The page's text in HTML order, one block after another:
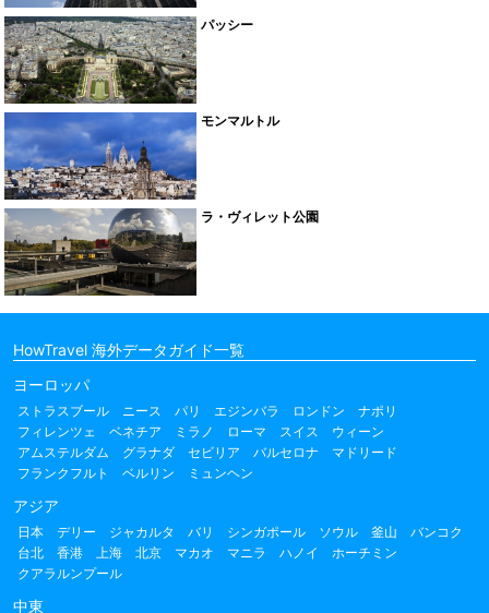
パッシー
モンマルトル
ラ・ヴィレット公園
HowTravel 海外データガイド一覧
ヨーロッパ
ストラスブール ニース パリ エジンバラ ロンドン
ナポリ
フィレンツェ
ベネチア ミラノ ローマ スイス
ウィーン
アムステルダム
グラナダ セビリア バルセロナ
マドリード
フランクフルト
ベルリン ミュンヘン
アジア
日本 デリー ジャカルタ バリ シンガポール ソウル 釜山
バンコク
台北
香港 上海 北京 マカオ マニラ ハノイ
ホーチミン
クアラルンプール
中東